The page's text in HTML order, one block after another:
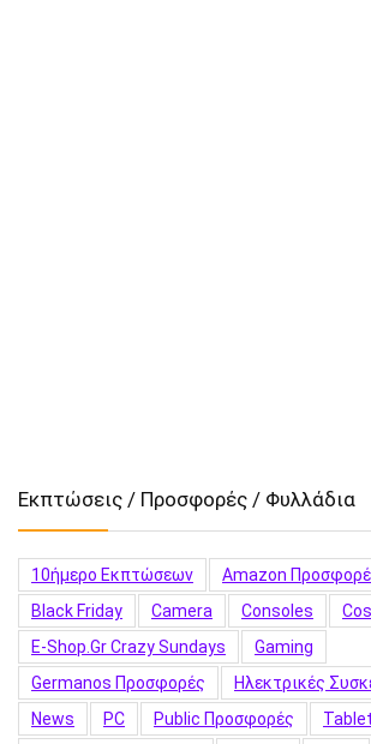
Εκπτώσεις / Προσφορές / Φυλλάδια
10ήμερο Εκπτώσεων Amazon
Black Friday
Camera Consoles
E-Shop.gr Crazy Sundays
Gaming
Germanos Προσφορές
Hλεκτρικές
News
PC Public Προσφορές
Tablet